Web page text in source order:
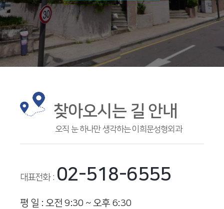
찾아오시는 길 안내
오직 눈 하나만 생각하는 이희문성형외과
대표전화 : 02-518-6555
평 일 : 오전 9:30 ~ 오후 6:30